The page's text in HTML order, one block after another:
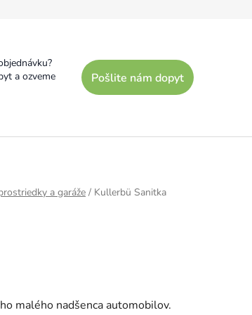
a ozveme
Pošlite nám dopyt
a garáže / Kullerbü Sanitka
malého nadšenca automobilov.